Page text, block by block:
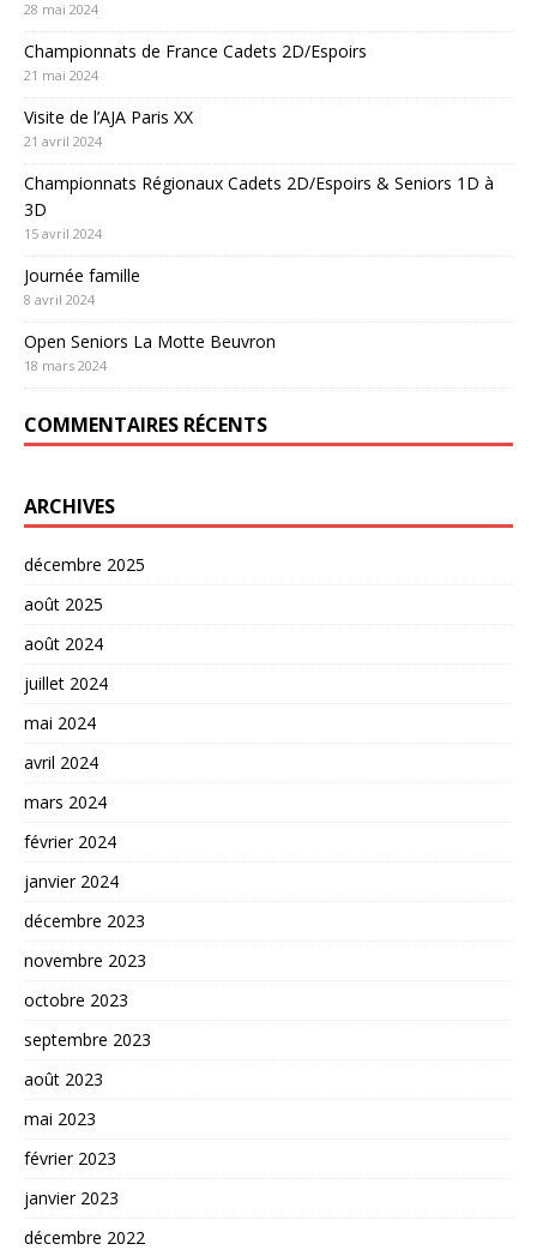
28 mai 2024
Championnats de France Cadets 2D/Espoirs
21 mai 2024
Visite de l’AJA Paris XX
21 avril 2024
Championnats Régionaux Cadets 2D/Espoirs & Seniors 1D à
3D
15 avril 2024
Journée famille
8 avril 2024
Open Seniors La Motte Beuvron
18 mars 2024
COMMENTAIRES RÉCENTS
ARCHIVES
décembre 2025
août 2025
août 2024
juillet 2024
mai 2024
avril 2024
mars 2024
février 2024
janvier 2024
décembre 2023
novembre 2023
octobre 2023
septembre 2023
août 2023
mai 2023
février 2023
janvier 2023
décembre 2022